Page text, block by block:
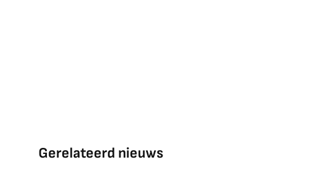
Gerelateerd nieuws